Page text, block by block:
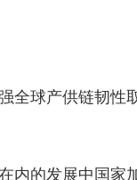
全球产供链韧性
内的发展中国家